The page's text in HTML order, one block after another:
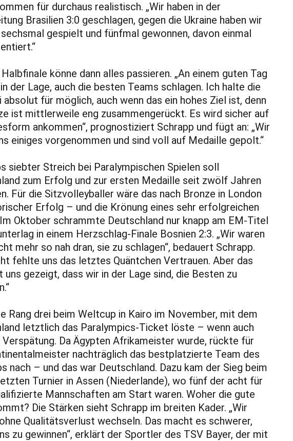
für durchaus realistisch. „Wir haben in der
Brasilien 3:0 geschlagen, gegen die Ukraine haben wir
gespielt und fünfmal gewonnen, davon einmal
könne dann alles passieren. „An einem guten Tag
der Lage, auch die besten Teams schlagen. Ich halte die
absolut für möglich, auch wenn das ein hohes Ziel ist, denn
ist mittlerweile eng zusammengerückt. Es wird sicher auf
ankommen“, prognostiziert Schrapp und fügt an: „Wir
einiges vorgenommen und sind voll auf Medaille gepolt.“
siebter Streich bei Paralympischen Spielen soll
zum Erfolg und zur ersten Medaille seit zwölf Jahren
Für die Sitzvolleyballer wäre das nach Bronze in London
Erfolg – und die Krönung eines sehr erfolgreichen
Oktober schrammte Deutschland nur knapp am EM-Titel
in einem Herzschlag-Finale Bosnien 2:3. „Wir waren
mehr so nah dran, sie zu schlagen“, bedauert Schrapp.
fehlte uns das letztes Quäntchen Vertrauen. Aber das
uns gezeigt, dass wir in der Lage sind, die Besten zu
Rang drei beim Weltcup in Kairo im November, mit dem
letztlich das Paralympics-Ticket löste – wenn auch
Da Ägypten Afrikameister wurde, rückte für
nachträglich das bestplatzierte Team des
nach – und das war Deutschland. Dazu kam der Sieg beim
Turnier in Assen (Niederlande), wo fünf der acht für
Mannschaften am Start waren. Woher die gute
Die Stärken sieht Schrapp im breiten Kader. „Wir
Qualitätsverlust wechseln. Das macht es schwerer,
zu gewinnen“, erklärt der Sportler des TSV Bayer, der mit